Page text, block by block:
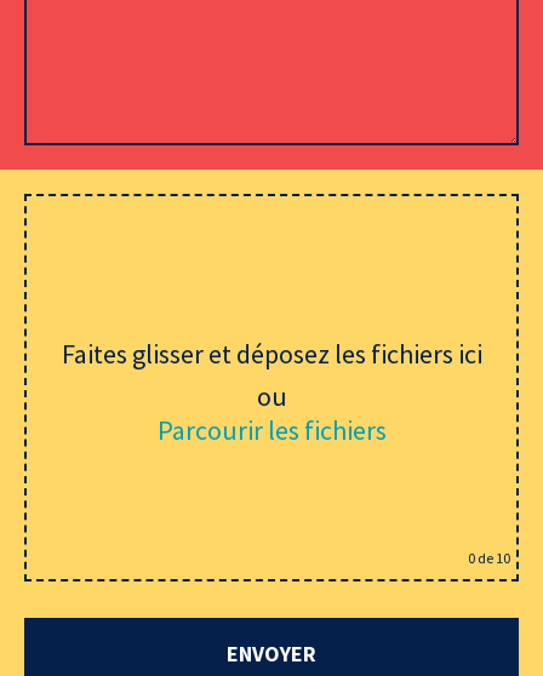
Faites glisser et déposez les fichiers ici
ou
Parcourir les fichiers
0 de 10